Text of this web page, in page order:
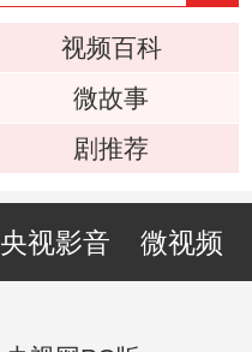
视频百科
微故事
剧推荐
央视影音 微视频